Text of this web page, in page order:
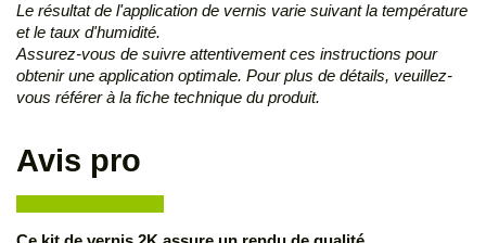
Le résultat de l'application de vernis varie suivant la température
et le taux d'humidité.
Assurez-vous de suivre attentivement ces instructions pour
obtenir une application optimale. Pour plus de détails, veuillez-
vous référer à la fiche technique du produit.
Avis pro